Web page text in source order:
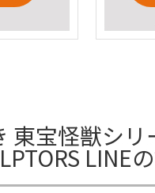
宝怪獣シ
LINE